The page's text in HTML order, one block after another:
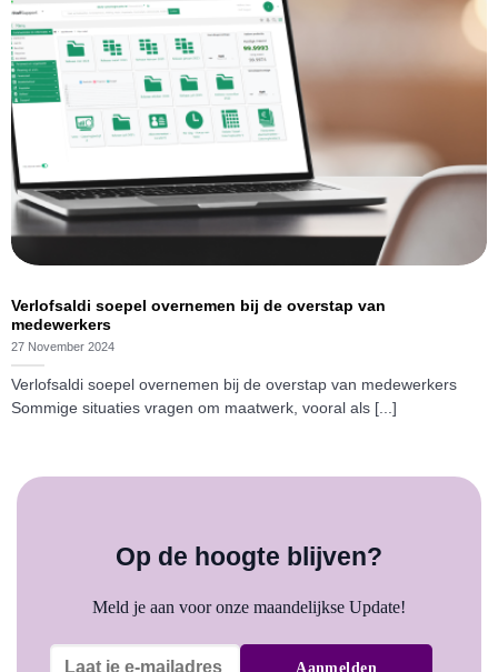
Verlofsaldi soepel overnemen bij de overstap van
medewerkers
27 November 2024
Verlofsaldi soepel overnemen bij de overstap van medewerkers
Sommige situaties vragen om maatwerk, vooral als [...]
Op de hoogte blijven?
Meld je aan voor onze maandelijkse Update!